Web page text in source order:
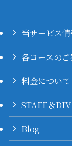
当サービス
各コースの
料金について
STAFF＆
Blog